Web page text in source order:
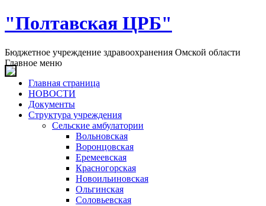
"Полтавская ЦРБ"
Бюджетное учреждение здравоохранения Омской области
Главное меню
Главная страница
НОВОСТИ
Документы
Структура учреждения
Сельские амбулатории
Вольновская
Воронцовская
Еремеевская
Красногорская
Новоильиновская
Ольгинская
Соловьевская